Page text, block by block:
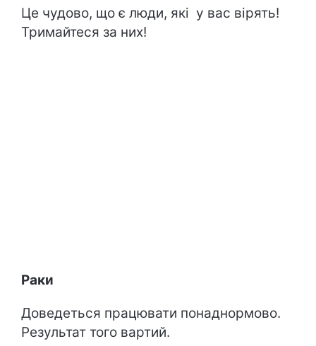
Це чудово, що є люди, які у вас вірять!
Тримайтеся за них!
Раки
Доведеться працювати понаднормово.
Результат того вартий.